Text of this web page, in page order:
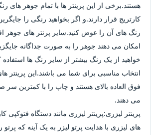
هستند.برخی از این پرینتر ها با تمام جوهر های
کارتریج قرار دارند.و اگر بخواهید رنگی را
رنگ های آن را عوض کنید.سایر پرنتر های جوهر
امکان می دهند جوهر را به صورت جداگانه
خواهید از یک رنگ بیشتر از سایر رنگ ها استفاده
انتخاب مناسبی برای شما می باشند.این پرینتر
فوق العاده بالای هستند و چاپ را با کمترین سر
می دهند.
پرینتر لیزری:پرینتر لیزری مانند دستگاه فتوکپی
های لیزری با هدایت پرتو لیزر به یک آینه که